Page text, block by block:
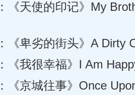
天使的印记》My
卑劣的街头》A Dirty
我很幸福》I Am
京城往事》Once